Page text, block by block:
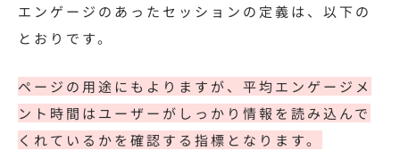
エンゲージのあったセッションの定義は、以下の
とおりです。
ページの用途にもよりますが、平均エンゲージメ
ント時間はユーザーがしっかり情報を読み込んで
くれているかを確認する指標となります。